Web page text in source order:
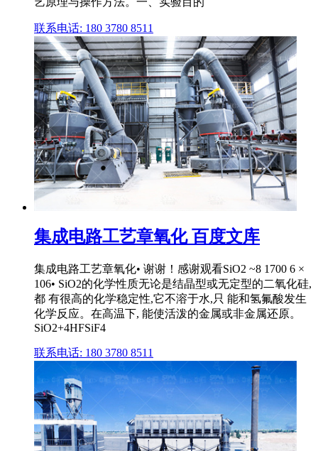
联系电话: 180 3780 8511
集成电路工艺章氧化 百度文库
集成电路工艺章氧化• 谢谢！感谢观看SiO2 ~8 1700 6 ×
106• SiO2的化学性质无论是结晶型或无定型的二氧化硅,
都 有很高的化学稳定性,它不溶于水,只 能和氢氟酸发生
化学反应。在高温下, 能使活泼的金属或非金属还原。
SiO2+4HFSiF4
联系电话: 180 3780 8511